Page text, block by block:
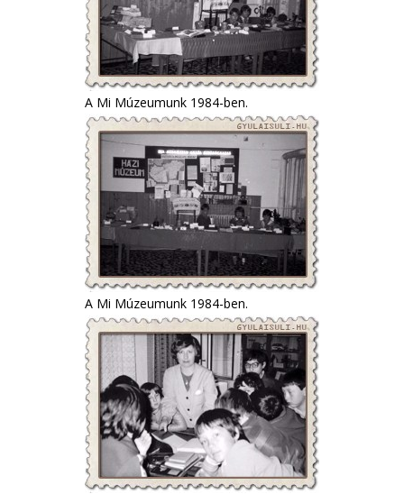
A Mi Múzeumunk 1984-ben.
A Mi Múzeumunk 1984-ben.